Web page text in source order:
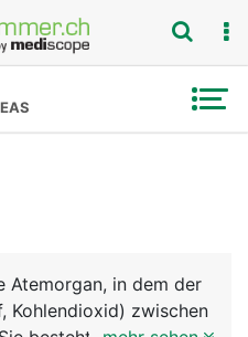
Atemorgan, in dem der
Kohlendioxid) zwischen